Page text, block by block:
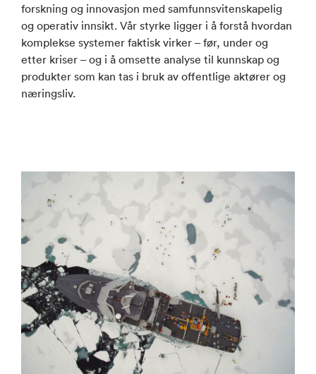
forskning og innovasjon med samfunnsvitenskapelig
og operativ innsikt. Vår styrke ligger i å forstå hvordan
komplekse systemer faktisk virker – før, under og
etter kriser – og i å omsette analyse til kunnskap og
produkter som kan tas i bruk av offentlige aktører og
næringsliv.